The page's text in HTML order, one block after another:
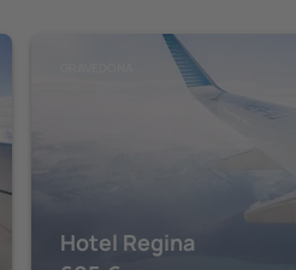
Hotel Regina